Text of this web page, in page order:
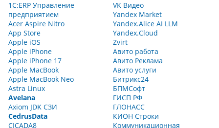
1С:ERP Управление
предприятием
Acer Aspire Nitro
App Store
Apple iOS
Apple iPhone
Apple iPhone 17
Apple MacBook
Apple MacBook Neo
Astra Linux
Avelana
Axiom JDK СЗИ
CedrusData
CICADA8
VK Видео
Yandex Market
Yandex.Alice AI LLM
Yandex.Cloud
Zvirt
Авито работа
Авито Реклама
Авито услуги
Битрикс24
БПМСофт
ГИСП РФ
ГЛОНАСС
КИОН Строки
Коммуникационная